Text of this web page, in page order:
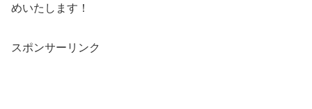
めいたします！
スポンサーリンク